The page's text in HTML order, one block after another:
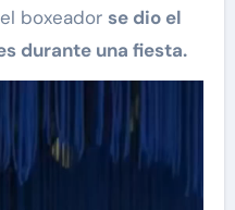
boxeador se dio el
durante una fiesta.